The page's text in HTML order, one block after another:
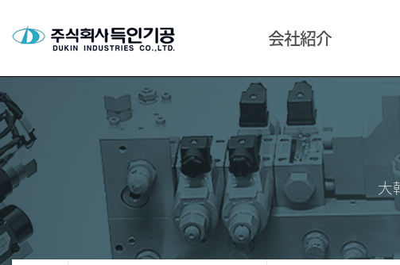
JPN 会社紹介
ご挨拶
会社沿革
組織図
主要事業部門
アクセス
大